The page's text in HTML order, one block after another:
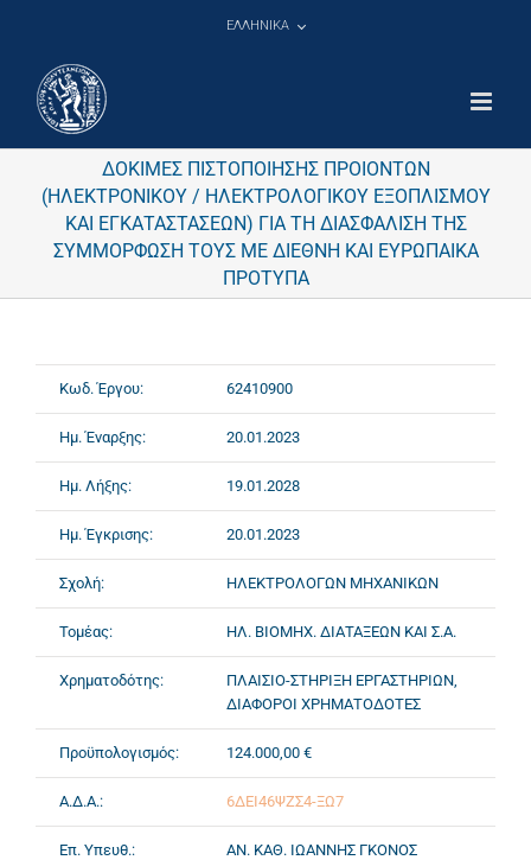
ΕΛΛΗΝΙΚΑ
ΔΟΚΙΜΕΣ ΠΙΣΤΟΠΟΙΗΣΗΣ ΠΡΟΙΟΝΤΩΝ
(ΗΛΕΚΤΡΟΝΙΚΟΥ / ΗΛΕΚΤΡΟΛΟΓΙΚΟΥ ΕΞΟΠΛΙΣΜΟΥ
ΚΑΙ ΕΓΚΑΤΑΣΤΑΣΕΩΝ) ΓΙΑ ΤΗ ΔΙΑΣΦΑΛΙΣΗ ΤΗΣ
ΣΥΜΜΟΡΦΩΣΗ ΤΟΥΣ ΜΕ ΔΙΕΘΝΗ ΚΑΙ ΕΥΡΩΠΑΙΚΑ
ΠΡΟΤΥΠΑ
Κωδ. Έργου: 62410900
Ημ. Έναρξης: 20.01.2023
Ημ. Λήξης: 19.01.2028
Ημ. Έγκρισης: 20.01.2023
Σχολή: ΗΛΕΚΤΡΟΛΟΓΩΝ ΜΗΧΑΝΙΚΩΝ
Τομέας: ΗΛ. ΒΙΟΜΗΧ. ΔΙΑΤΑΞΕΩΝ ΚΑΙ Σ.Α.
Χρηματοδότης:
ΠΛΑΙΣΙΟ-ΣΤΗΡΙΞΗ ΕΡΓΑΣΤΗΡΙΩΝ,
ΔΙΑΦΟΡΟΙ ΧΡΗΜΑΤΟΔΟΤΕΣ
Προϋπολογισμός: 124.000,00 €
Α.Δ.Α.: 6ΔΕΙ46ΨΖΣ4-ΞΩ7
Επ. Υπευθ.: ΑΝ. ΚΑΘ. ΙΩΑΝΝΗΣ ΓΚΟΝΟΣ